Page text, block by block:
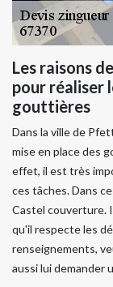
Les raisons
pour réaliser
gouttières
Dans la ville de
mise en place des
effet, il est très
ces tâches. Dans
Castel couverture.
qu'il respecte les
renseignements,
aussi lui demander